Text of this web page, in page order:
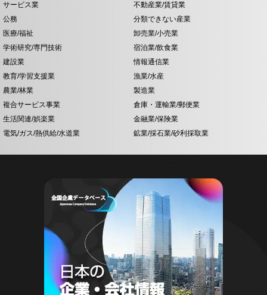
サービス業
不動産業/賃貸業
公務
分類できない産業
医療/福祉
卸売業/小売業
学術研究/専門技術
宿泊業/飲食業
建設業
情報通信業
教育/学習支援業
漁業/水産
農業/林業
製造業
複合サービス事業
倉庫・運輸業/郵便業
生活関連/娯楽業
金融業/保険業
電気/ガス/熱供給/水道業
鉱業/採石業/砂利採取業